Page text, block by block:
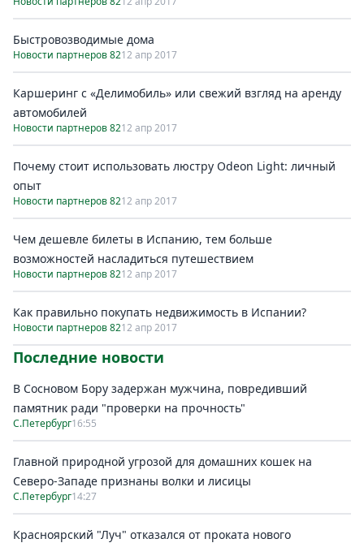
Быстровозводимые дома
Новости партнеров 8212 апр 2017
Каршеринг с «Делимобиль» или свежий взгляд на аренду
автомобилей
Новости партнеров 8212 апр 2017
Почему стоит использовать люстру Odeon Light: личный
опыт
Новости партнеров 8212 апр 2017
Чем дешевле билеты в Испанию, тем больше
возможностей насладиться путешествием
Новости партнеров 8212 апр 2017
Как правильно покупать недвижимость в Испании?
Новости партнеров 8212 апр 2017
Последние новости
В Сосновом Бору задержан мужчина, повредивший
памятник ради "проверки на прочность"
С.Петербург16:55
Главной природной угрозой для домашних кошек на
Северо-Западе признаны волки и лисицы
С.Петербург14:27
Красноярский "Луч" отказался от проката нового